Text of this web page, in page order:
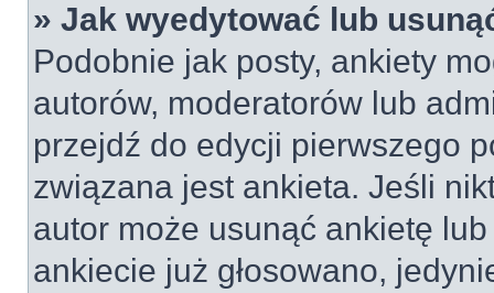
» Jak wyedytować lub
Podobnie jak posty, ankiety
autorów, moderatorów lub
przejdź do edycji pierwszego
związana jest ankieta. Jeśli
autor może usunąć ankietę
ankiecie już głosowano,